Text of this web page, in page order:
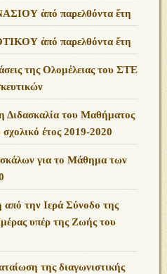
ἀπό παρελθόντα ἔτη
ἀπό παρελθόντα ἔτη
της Ολομέλειας του ΣΤΕ
Διδασκαλία του Μαθήματος
έτος 2019-2020
για το Μάθημα των
την Ιερά Σύνοδο της
υπέρ της Ζωής του
της διαγωνιστικής